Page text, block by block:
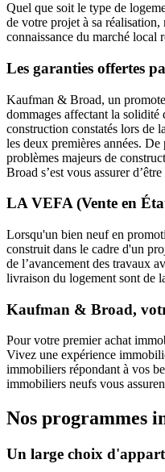
Quel que soit le type de
de votre projet à sa
connaissance du marché local
Les garanties offertes
Kaufman & Broad, un
dommages affectant la solidité
construction constatés lors de
les deux premières années.
problèmes majeurs de
Broad s’est vous assurer
LA VEFA (Vente en
Lorsqu'un bien neuf en
construit dans le cadre d'un
de l’avancement des travaux
livraison du logement sont de
Kaufman & Broad,
Pour votre premier achat
Vivez une expérience
immobiliers répondant à vos
immobiliers neufs vous
Nos programmes
Un large choix